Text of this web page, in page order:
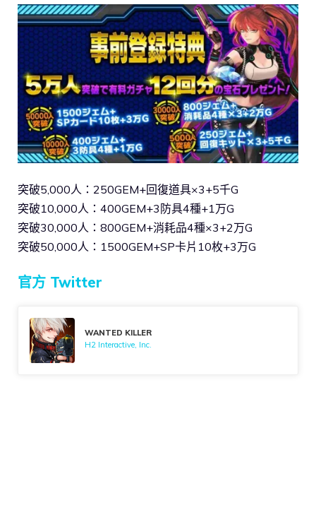
突破5,000人：250GEM+回復道具×3+5千G
突破10,000人：400GEM+3防具4種+1万G
突破30,000人：800GEM+消耗品4種×3+2万G
突破50,000人：1500GEM+SP卡片10枚+3万G
官方 Twitter
WANTED KILLER
H2 Interactive, Inc.